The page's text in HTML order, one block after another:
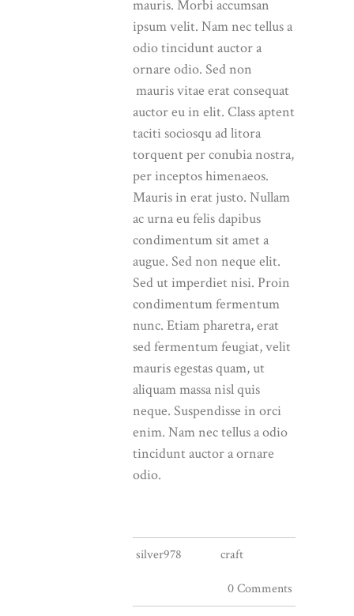
mauris. Morbi accumsan
ipsum velit. Nam nec tellus a
odio tincidunt auctor a
ornare odio. Sed non
mauris vitae erat consequat
auctor eu in elit. Class aptent
taciti sociosqu ad litora
torquent per conubia nostra,
per inceptos himenaeos.
Mauris in erat justo. Nullam
ac urna eu felis dapibus
condimentum sit amet a
augue. Sed non neque elit.
Sed ut imperdiet nisi. Proin
condimentum fermentum
nunc. Etiam pharetra, erat
sed fermentum feugiat, velit
mauris egestas quam, ut
aliquam massa nisl quis
neque. Suspendisse in orci
enim. Nam nec tellus a odio
tincidunt auctor a ornare
odio.
silver978 craft
0 Comments